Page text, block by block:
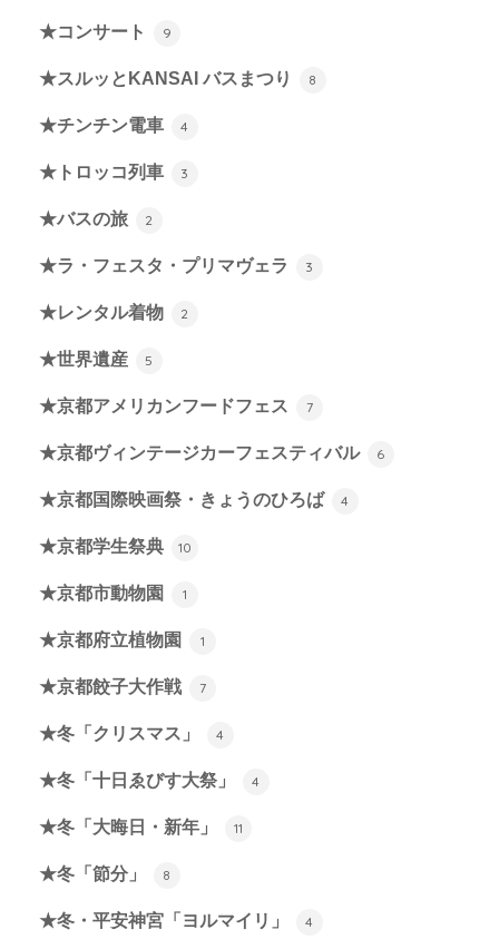
★コンサート 9
★スルッとKANSAI バスまつり 8
★チンチン電車 4
★トロッコ列車 3
★バスの旅 2
★ラ・フェスタ・プリマヴェラ 3
★レンタル着物 2
★世界遺産 5
★京都アメリカンフードフェス 7
★京都ヴィンテージカーフェスティバル 6
★京都国際映画祭・きょうのひろば 4
★京都学生祭典 10
★京都市動物園 1
★京都府立植物園 1
★京都餃子大作戦 7
★冬「クリスマス」 4
★冬「十日ゑびす大祭」 4
★冬「大晦日・新年」 11
★冬「節分」 8
★冬・平安神宮「ヨルマイリ」 4